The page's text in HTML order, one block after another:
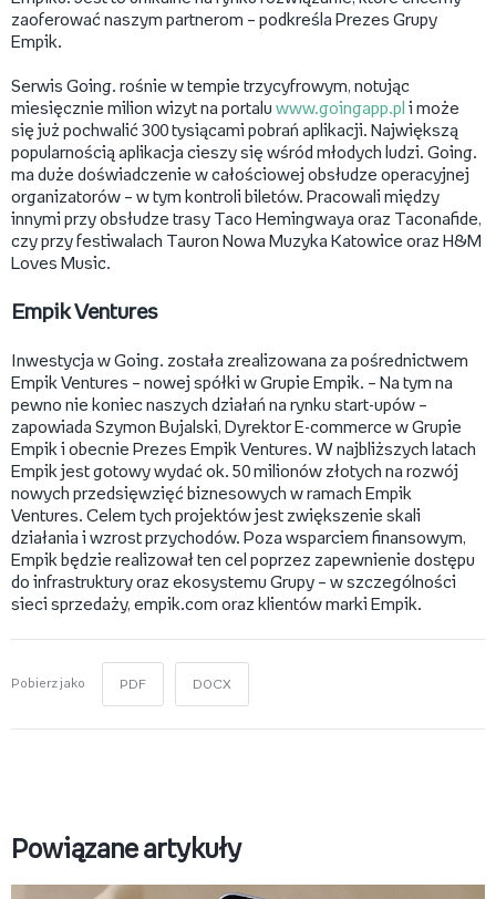
zaoferować naszym partnerom – podkreśla Prezes Grupy
Empik.
Serwis Going. rośnie w tempie trzycyfrowym, notując
miesięcznie milion wizyt na portalu www.goingapp.pl i może
się już pochwalić 300 tysiącami pobrań aplikacji. Największą
popularnością aplikacja cieszy się wśród młodych ludzi. Going.
ma duże doświadczenie w całościowej obsłudze operacyjnej
organizatorów – w tym kontroli biletów. Pracowali między
innymi przy obsłudze trasy Taco Hemingwaya oraz Taconafide,
czy przy festiwalach Tauron Nowa Muzyka Katowice oraz H&M
Loves Music.
Empik Ventures
Inwestycja w Going. została zrealizowana za pośrednictwem
Empik Ventures – nowej spółki w Grupie Empik. – Na tym na
pewno nie koniec naszych działań na rynku start-upów –
zapowiada Szymon Bujalski, Dyrektor E-commerce w Grupie
Empik i obecnie Prezes Empik Ventures. W najbliższych latach
Empik jest gotowy wydać ok. 50 milionów złotych na rozwój
nowych przedsięwzięć biznesowych w ramach Empik
Ventures. Celem tych projektów jest zwiększenie skali
działania i wzrost przychodów. Poza wsparciem finansowym,
Empik będzie realizował ten cel poprzez zapewnienie dostępu
do infrastruktury oraz ekosystemu Grupy – w szczególności
sieci sprzedaży, empik.com oraz klientów marki Empik.
Pobierz jako PDF DOCX
Powiązane artykuły